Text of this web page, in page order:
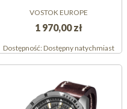
VOSTOK EUROPE
1 970,00 zł
Dostępność:Dostępny natychmiast